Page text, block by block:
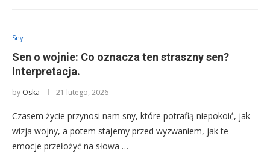
Sny
Sen o wojnie: Co oznacza ten straszny sen?
Interpretacja.
by Oska 21 lutego, 2026
Czasem życie przynosi nam sny, które potrafią niepokoić, jak
wizja wojny, a potem stajemy przed wyzwaniem, jak te
emocje przełożyć na słowa …